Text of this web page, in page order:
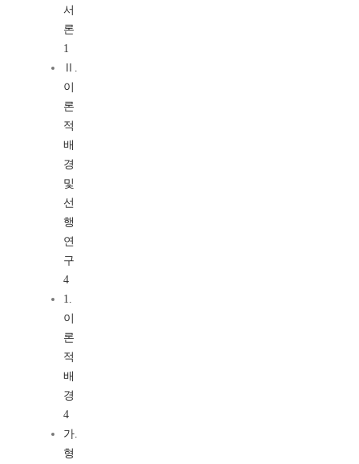
서
론
1
Ⅱ.
이
론
적
배
경
및
선
행
연
구
4
1.
이
론
적
배
경
4
가.
형